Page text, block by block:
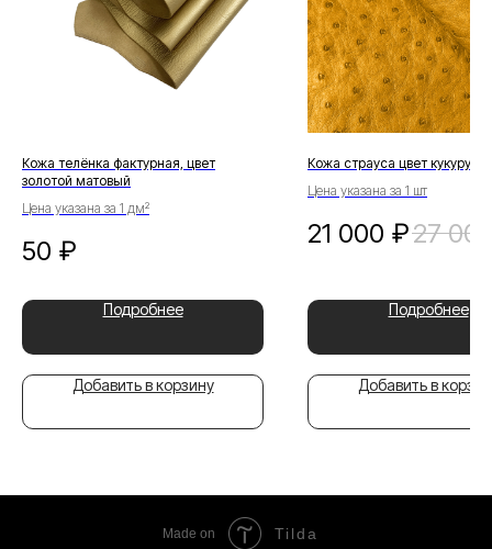
Кожа телёнка фактурная, цвет
золотой матовый
Цена указана за 1 дм²
50 ₽
Подробнее
Добавить в корзину
Кожа страуса цвет
Цена указана за 1 шт
21 000 ₽27
Подробнее
Добавить в
Made on Tilda